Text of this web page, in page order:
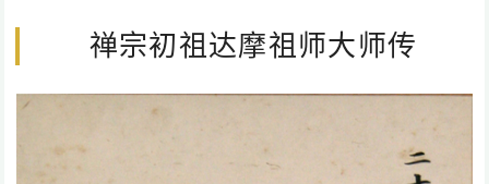
禅宗初祖达摩祖师大师传